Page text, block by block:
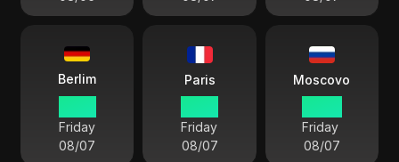
Berlim
Friday
08/07
Paris
Friday
08/07
Moscovo
Friday
08/07